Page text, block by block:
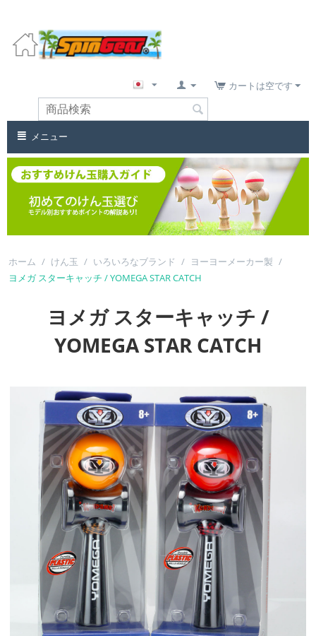
カートは空です
メニュー
ホーム / けん玉 / いろいろなブランド / ヨーヨーメーカー製 /
ヨメガ スターキャッチ / YOMEGA STAR CATCH
ヨメガ スターキャッチ /
YOMEGA STAR CATCH